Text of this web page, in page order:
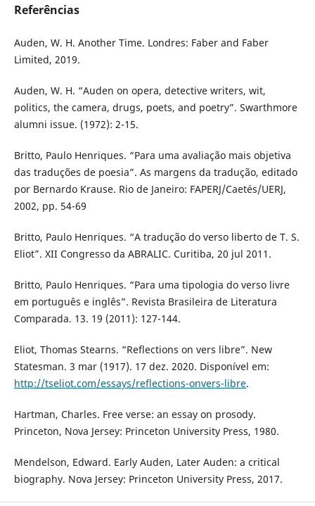
Referências
Auden, W. H. Another Time. Londres: Faber and Faber
Limited, 2019.
Auden, W. H. “Auden on opera, detective writers, wit,
politics, the camera, drugs, poets, and poetry”. Swarthmore
alumni issue. (1972): 2-15.
Britto, Paulo Henriques. “Para uma avaliação mais objetiva
das traduções de poesia”. As margens da tradução, editado
por Bernardo Krause. Rio de Janeiro: FAPERJ/Caetés/UERJ,
2002, pp. 54-69
Britto, Paulo Henriques. “A tradução do verso liberto de T. S.
Eliot”. XII Congresso da ABRALIC. Curitiba, 20 jul 2011.
Britto, Paulo Henriques. “Para uma tipologia do verso livre
em português e inglês”. Revista Brasileira de Literatura
Comparada. 13. 19 (2011): 127-144.
Eliot, Thomas Stearns. “Reflections on vers libre”. New
Statesman. 3 mar (1917). 17 dez. 2020. Disponível em:
http://tseliot.com/essays/reflections-onvers-libre.
Hartman, Charles. Free verse: an essay on prosody.
Princeton, Nova Jersey: Princeton University Press, 1980.
Mendelson, Edward. Early Auden, Later Auden: a critical
biography. Nova Jersey: Princeton University Press, 2017.